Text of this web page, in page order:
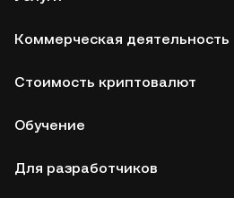
Коммерческая деятельность
Стоимость криптовалют
Обучение
Для разработчиков